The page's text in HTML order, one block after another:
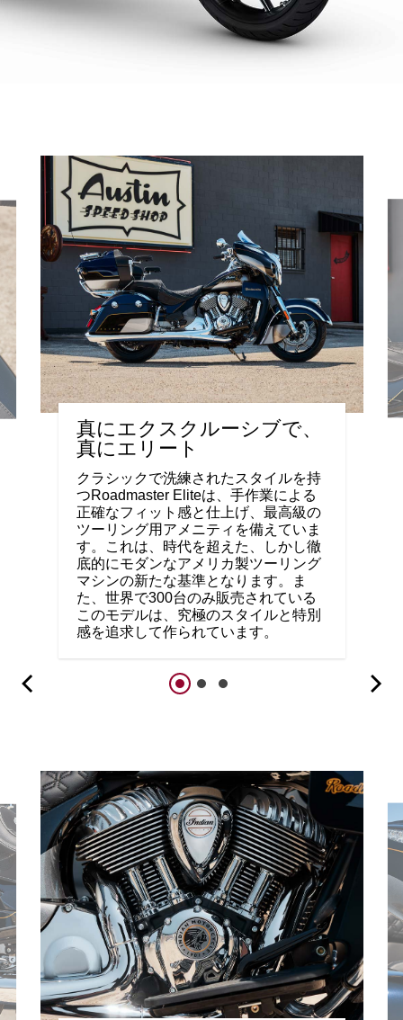
真にエクスクルーシブで、
真にエリート
クラシックで洗練されたスタイルを持
つRoadmaster Eliteは、手作業による
正確なフィット感と仕上げ、最高級の
ツーリング用アメニティを備えていま
す。これは、時代を超えた、しかし徹
底的にモダンなアメリカ製ツーリング
マシンの新たな基準となります。ま
た、世界で300台のみ販売されている
このモデルは、究極のスタイルと特別
感を追求して作られています。